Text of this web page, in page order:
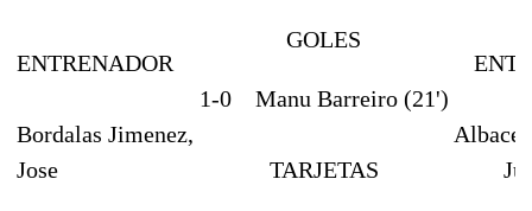
ENTRENADOR
Bordalas Jimenez,
Jose
GOLES
1-0 Manu Barreiro (21')
TARJETAS